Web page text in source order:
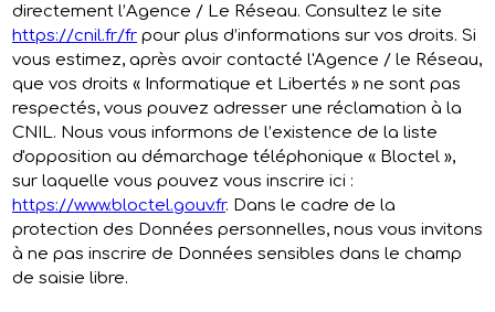
directement l’Agence / Le Réseau. Consultez le site
https://cnil.fr/fr pour plus d’informations sur vos droits. Si
vous estimez, après avoir contacté l'Agence / le Réseau,
que vos droits « Informatique et Libertés » ne sont pas
respectés, vous pouvez adresser une réclamation à la
CNIL. Nous vous informons de l’existence de la liste
d'opposition au démarchage téléphonique « Bloctel »,
sur laquelle vous pouvez vous inscrire ici :
https://www.bloctel.gouv.fr. Dans le cadre de la
protection des Données personnelles, nous vous invitons
à ne pas inscrire de Données sensibles dans le champ
de saisie libre.